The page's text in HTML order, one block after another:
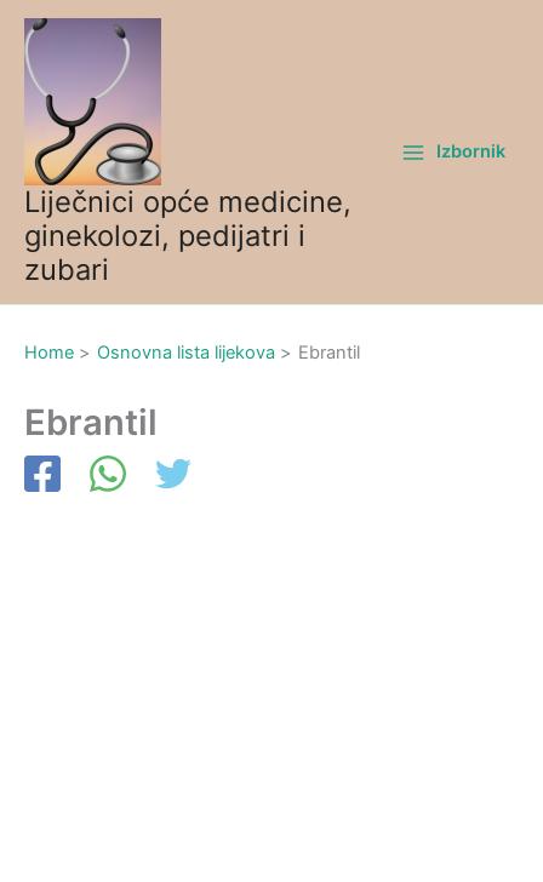
Skip
content
Liječnici opće medicine,
ginekolozi, pedijatri i
zubari
Izbornik
Home Osnovna lista lijekova Ebrantil
Ebrantil